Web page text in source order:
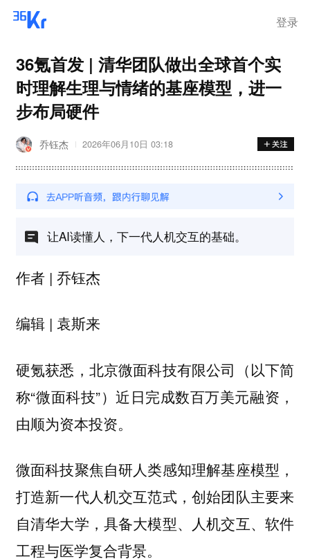
登录
36氪首发 | 清华团队做出全球首个实
时理解生理与情绪的基座模型，进一
步布局硬件
乔钰杰 2026年06月10日 03:18
让AI读懂人，下一代人机交互的基础。
作者 | 乔钰杰
编辑 | 袁斯来
硬氪获悉，北京微面科技有限公司（以下简
称“微面科技”）近日完成数百万美元融资，
由顺为资本投资。
微面科技聚焦自研人类感知理解基座模型，
打造新一代人机交互范式，创始团队主要来
自清华大学，具备大模型、人机交互、软件
工程与医学复合背景。